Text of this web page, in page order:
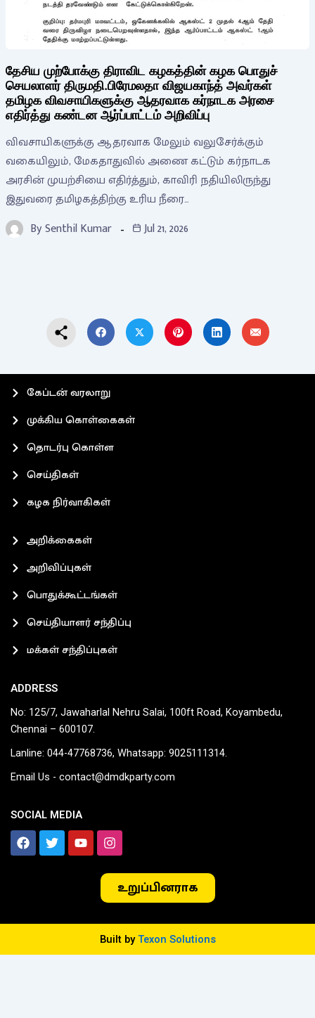
தேசிய முற்போக்கு திராவிட கழகத்தின் கழக பொதுச்
செயலாளர் திருமதி.பிரேமலதா விஜயகாந்த் அவர்கள்
தமிழக விவசாயிகளுக்கு ஆதரவாக கர்நாடக அரசை
எதிர்த்து கண்டன ஆர்ப்பாட்டம் அறிவிப்பு
விவசாயிகளுக்கு ஆதரவாக மேலும் வலுசேர்க்கும்
வகையிலும், மேகதாதுவில் அணை கட்டும் கர்நாடக
அரசின் முயற்சியை எதிர்த்தும், காவிரி நதியிலிருந்து
இதுவரை தமிழகத்திற்கு உரிய நீரை…
BySenthil Kumar Jul 21, 2026
கேப்டன் வரலாறு
முக்கிய கொள்கைகள்
தொடர்பு கொள்ள
செய்திகள்
கழக நிர்வாகிகள்
அறிக்கைகள்
அறிவிப்புகள்
பொதுக்கூட்டங்கள்
செய்தியாளர் சந்திப்பு
மக்கள் சந்திப்புகள்
ADDRESS
No: 125/7, Jawaharlal Nehru Salai, 100ft Road, Koyambedu,
Chennai – 600107.
Lanline: 044-47768736, Whatsapp: 9025111314.
Email Us - contact@dmdkparty.com
SOCIAL MEDIA
F
a
k
T
w
Y
o
I
n
t
a
m
உறுப்பினராக
Built byTexon Solutions